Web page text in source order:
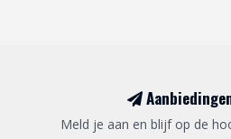
Meld je aan en blijf op de